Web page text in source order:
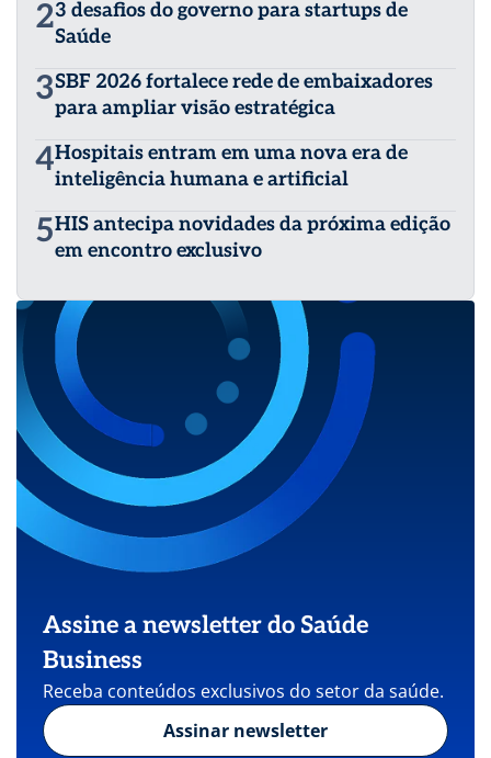
23 desafios do governo para startups de
Saúde
3SBF 2026 fortalece rede de embaixadores
para ampliar visão estratégica
4Hospitais entram em uma nova era de
inteligência humana e artificial
5HIS antecipa novidades da próxima edição
em encontro exclusivo
Assine a newsletter do Saúde
Business
Receba conteúdos exclusivos do setor da saúde.
Assinar newsletter